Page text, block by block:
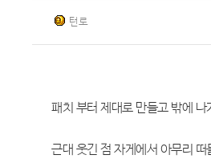
턴로
패치 부터 제대로 만들고 밖에
근대 웃긴 점 자게에서 아무리